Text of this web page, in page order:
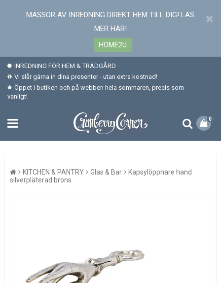
MASSOR AV INREDNING DIREKT HEM TILL DIG! LÄS
MER HÄR!
HOME2U
INREDNING FÖR HEM & TRÄDGÅRD
Vi slår gärna in dina presenter - utan extra kostnad!
Öppet i butiken och på webben hela sommaren, precis som
vanligt!
0
KITCHEN & PANTRY Glas & Bar
Kapsylöppnare hand
silverpläterad brons